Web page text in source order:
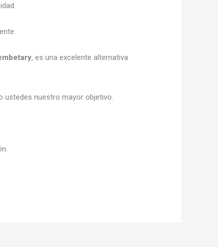
, es una excelente alternativa
nuestro mayor objetivo.